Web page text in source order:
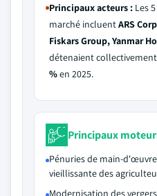
Principaux acteurs : Les
marché incluentARS
Fiskars Group, Yanmar
détenaient
%en 2025.
Principaux
Pénuries de main-
vieillissante des
Modernisation des